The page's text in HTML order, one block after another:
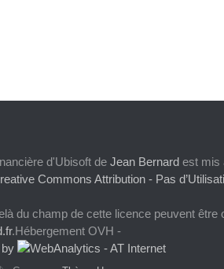
d'Ubisoft de Jean Bernard est mis
Commons Attribution - Pas
du champ de cette licence peuvent être
.Hébergement OVH -